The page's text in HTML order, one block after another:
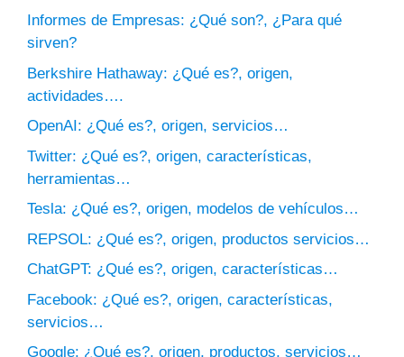
Informes de Empresas: ¿Qué son?, ¿Para qué
sirven?
Berkshire Hathaway: ¿Qué es?, origen,
actividades….
OpenAI: ¿Qué es?, origen, servicios…
Twitter: ¿Qué es?, origen, características,
herramientas…
Tesla: ¿Qué es?, origen, modelos de vehículos…
REPSOL: ¿Qué es?, origen, productos servicios…
ChatGPT: ¿Qué es?, origen, características…
Facebook: ¿Qué es?, origen, características,
servicios…
Google: ¿Qué es?, origen, productos, servicios…